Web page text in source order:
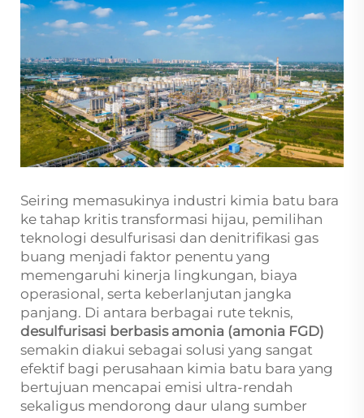
Seiring memasukinya industri kimia batu bara
ke tahap kritis transformasi hijau, pemilihan
teknologi desulfurisasi dan denitrifikasi gas
buang menjadi faktor penentu yang
memengaruhi kinerja lingkungan, biaya
operasional, serta keberlanjutan jangka
panjang. Di antara berbagai rute teknis,
desulfurisasi berbasis amonia (amonia FGD)
semakin diakui sebagai solusi yang sangat
efektif bagi perusahaan kimia batu bara yang
bertujuan mencapai emisi ultra-rendah
sekaligus mendorong daur ulang sumber